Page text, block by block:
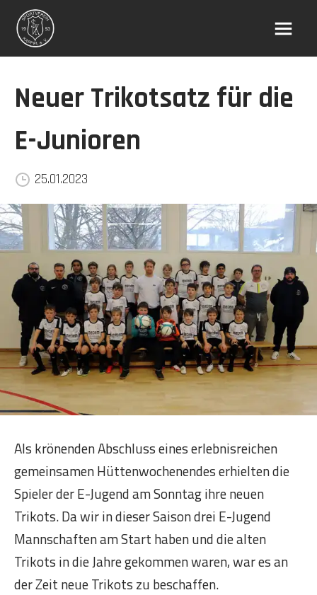
Neuer Trikotsatz für die
E-Junioren
25.01.2023
Als krönenden Abschluss eines erlebnisreichen
gemeinsamen Hüttenwochenendes erhielten die
Spieler der E-Jugend am Sonntag ihre neuen
Trikots. Da wir in dieser Saison drei E-Jugend
Mannschaften am Start haben und die alten
Trikots in die Jahre gekommen waren, war es an
der Zeit neue Trikots zu beschaffen.